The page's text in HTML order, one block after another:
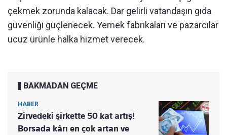
çekmek zorunda kalacak. Dar gelirli vatandaşın gıda
güvenliği güçlenecek. Yemek fabrikaları ve pazarcılar
ucuz ürünle halka hizmet verecek.
BAKMADAN GEÇME
HABER
Zirvedeki şirkette 50 kat artış!
Borsada kârı en çok artan ve